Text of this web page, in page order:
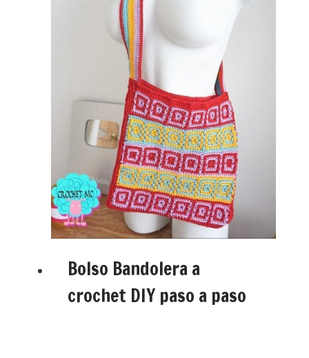
Bolso Bandolera a
crochet DIY paso a paso